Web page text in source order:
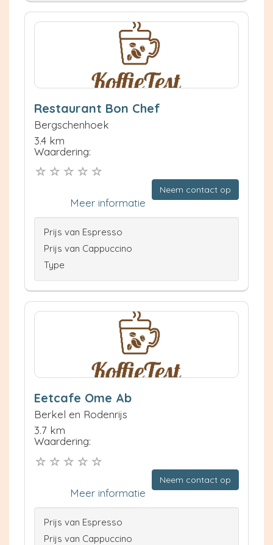
Restaurant Bon Chef
Bergschenhoek
3.4 km
Waardering:
Neem contact op
Meer informatie
Prijs van Espresso
Prijs van Cappuccino
Type
Eetcafe Ome Ab
Berkel en Rodenrijs
3.7 km
Waardering:
Neem contact op
Meer informatie
Prijs van Espresso
Prijs van Cappuccino